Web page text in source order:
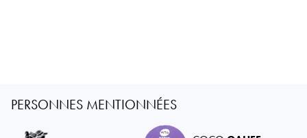
PERSONNES MENTIONNÉES